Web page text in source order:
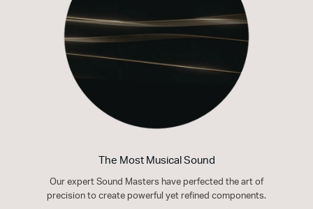
The Most Musical Sound
Our expert Sound Masters have perfected the art of
precision to create powerful yet refined components.